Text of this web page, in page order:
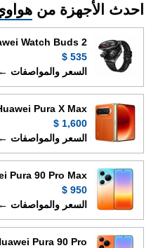
احدث الأجهزة من
Watch Buds 2
535 $
السعر والمواصفات ←
Pura X Max
1,600 $
السعر والمواصفات ←
Pura 90 Pro Max
950 $
السعر والمواصفات ←
Pura 90 Pro